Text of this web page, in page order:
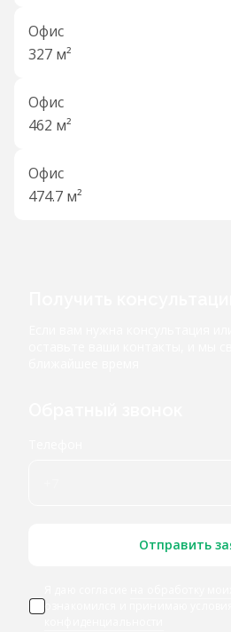
Офис
327 м²
Офис
462 м²
Офис
474.7 м²
Отправить
ознакомился и принимаю условия